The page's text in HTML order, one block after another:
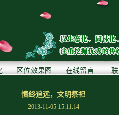
区位效果图 在线留言
慎终追远，文明祭祀
2013-11-05 15:11:14